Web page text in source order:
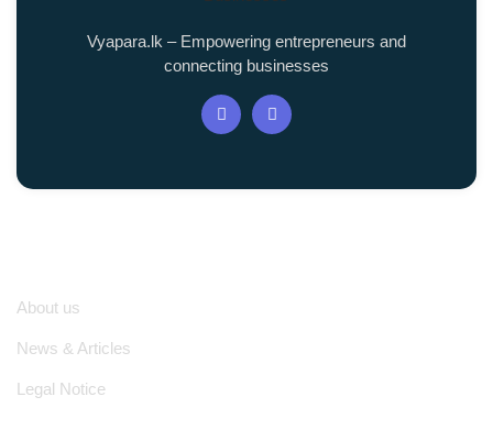
Vyapara.lk – Empowering entrepreneurs and
connecting businesses
About us
News & Articles
Legal Notice